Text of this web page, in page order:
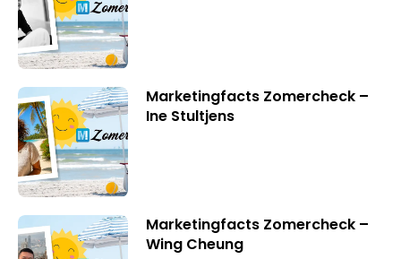
Marketingfacts Zomercheck –
Ine Stultjens
Marketingfacts Zomercheck –
Wing Cheung